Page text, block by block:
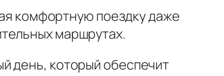
комфортную поездку даже
маршрутах.
день, который обеспечит